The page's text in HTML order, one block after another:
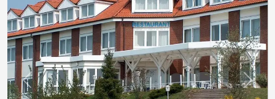
Previous Next